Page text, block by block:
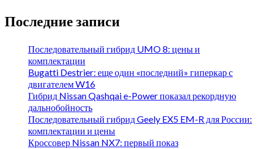
Последние записи
Последовательный гибрид UMO 8: цены и
комплектации
Bugatti Destrier: еще один «последний» гиперкар с
двигателем W16
Гибрид Nissan Qashqai e-Power показал рекордную
дальнобойность
Последовательный гибрид Geely EX5 EM-R для России:
комплектации и цены
Кроссовер Nissan NX7: первый показ